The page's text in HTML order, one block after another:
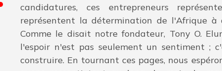
candidatures, ces entrepreneurs
représentent la détermination de l'Afrique à
Comme le disait notre fondateur, Tony O.
l'espoir n'est pas seulement un sentiment ;
construire. En tournant ces pages, nous